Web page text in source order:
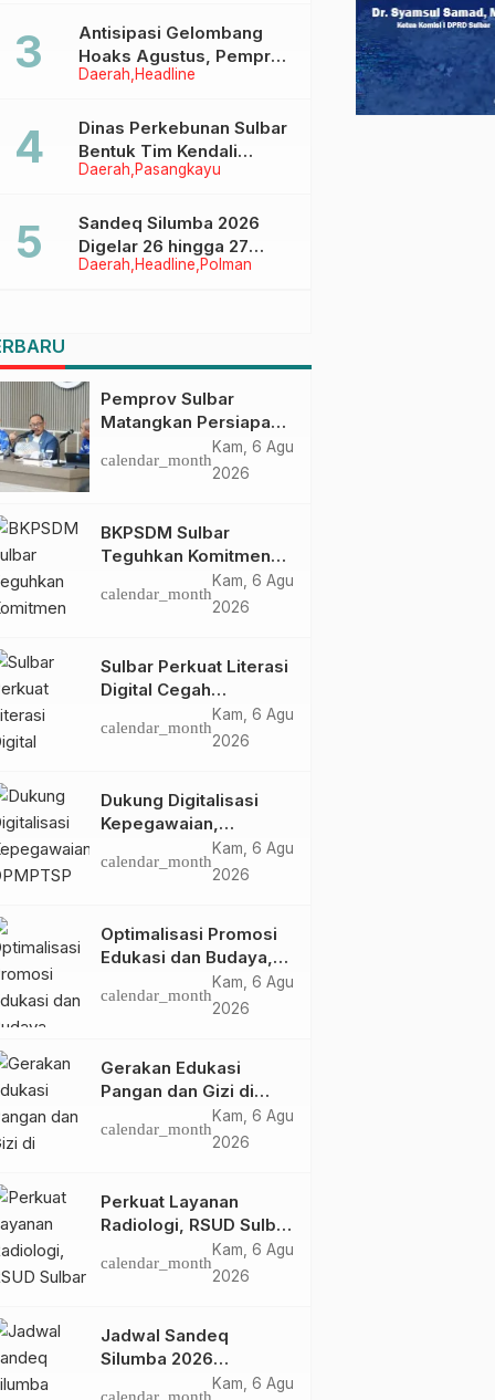
Ahmad Kirang
Daerah Headline
Antisipasi Gelombang
Hoaks Agustus, Pemprov
Sulbar Ajak Warga Jaga
Daerah Pasangkayu
Dinas Perkebunan Sulbar
Bentuk Tim Kendali
Internal ICS untuk Dukung
di Pasangkayu
Daerah Headline Polman
Sandeq Silumba 2026
Digelar 26 hingga 27
September, Rangkaian
Pemprov Sulbar
Matangkan Persiapan
HUT Ke-81 RI, Puncak
Upacara di Lapangan
calendar_month
Kam, 6 Agu
2026
BKPSDM Sulbar
Teguhkan Komitmen
Pengembangan
Kompetensi ASN
Perjanjian Tugas
Belajar 2026
calendar_month
Kam, 6 Agu
2026
Sulbar Perkuat Literasi
Digital Cegah
Kejahatan Love
Scamming
calendar_month
Kam, 6 Agu
2026
Dukung Digitalisasi
Kepegawaian,
DPMPTSP Sulbar Siap
Terapkan Aplikasi
calendar_month
Kam, 6 Agu
2026
Optimalisasi Promosi
Edukasi dan Budaya,
Anjungan Provinsi
Sulawesi Barat Perkuat
TMII
calendar_month
Kam, 6 Agu
2026
Gerakan Edukasi
Pangan dan Gizi di
Mamasa: Tingkatkan
Pengetahuan dan
calendar_month
Kam, 6 Agu
2026
Perkuat Layanan
Radiologi, RSUD Sulbar
Sambut Kembali dr. Iis
Imelda, Sp.Rad
calendar_month
Kam, 6 Agu
2026
Jadwal Sandeq
Silumba 2026
Kam, 6 Agu